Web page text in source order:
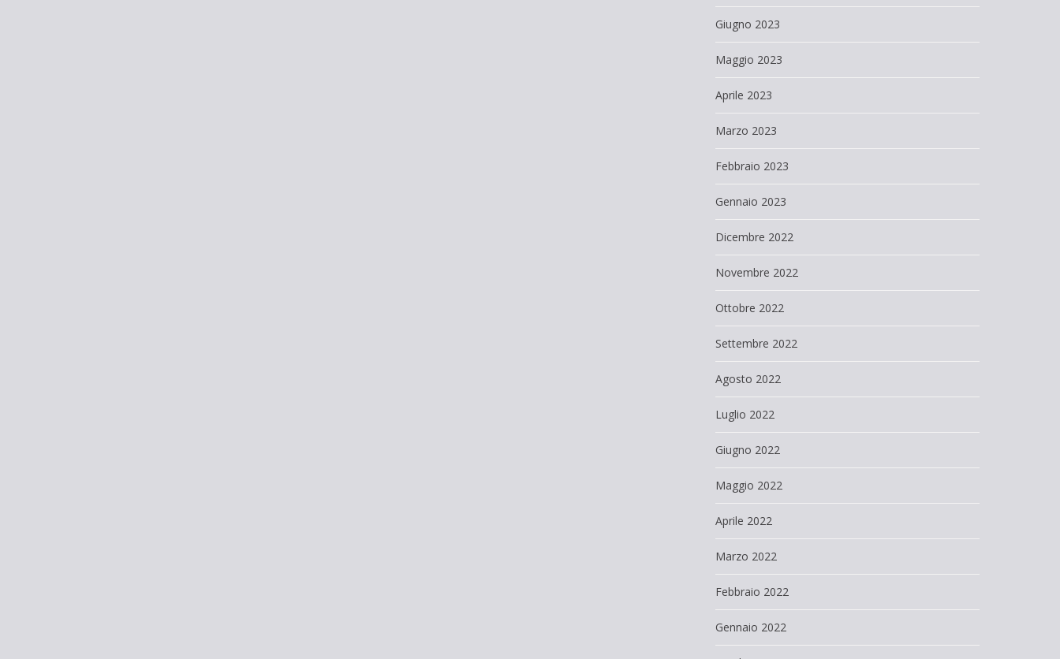
Giugno 2023
Maggio 2023
Aprile 2023
Marzo 2023
Febbraio 2023
Gennaio 2023
Dicembre 2022
Novembre 2022
Ottobre 2022
Settembre 2022
Agosto 2022
Luglio 2022
Giugno 2022
Maggio 2022
Aprile 2022
Marzo 2022
Febbraio 2022
Gennaio 2022